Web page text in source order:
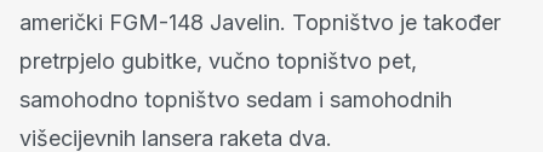
američki FGM-148 Javelin. Topništvo je također
pretrpjelo gubitke, vučno topništvo pet,
samohodno topništvo sedam i samohodnih
višecijevnih lansera raketa dva.